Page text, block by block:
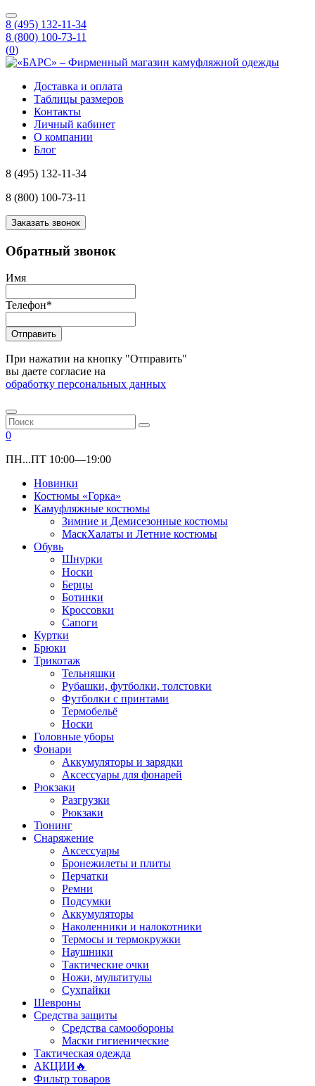
8 (495) 132-11-34
8 (800) 100-73-11
(0)
Доставка и оплата
Таблицы размеров
Контакты
Личный кабинет
О компании
Блог
8 (495) 132-11-34
8 (800) 100-73-11
Заказать звонок
Обратный звонок
Имя
Телефон*
Отправить
При нажатии на кнопку "Отправить"
вы даете согласие на
обработку персональных данных
0
ПН...ПТ 10:00—19:00
Новинки
Костюмы «Горка»
Камуфляжные костюмы
Зимние и Демисезонные костюмы
МаскХалаты и Летние костюмы
Обувь
Шнурки
Носки
Берцы
Ботинки
Кроссовки
Сапоги
Куртки
Брюки
Трикотаж
Тельняшки
Рубашки, футболки, толстовки
Футболки с принтами
Термобельё
Носки
Головные уборы
Фонари
Аккумуляторы и зарядки
Аксессуары для фонарей
Рюкзаки
Разгрузки
Рюкзаки
Тюнинг
Снаряжение
Аксессуары
Бронежилеты и плиты
Перчатки
Ремни
Подсумки
Аккумуляторы
Наколенники и налокотники
Термосы и термокружки
Наушники
Тактические очки
Ножи, мультитулы
Сухпайки
Шевроны
Средства защиты
Средства самообороны
Маски гигиенические
Тактическая одежда
АКЦИИ🔥
Фильтр товаров